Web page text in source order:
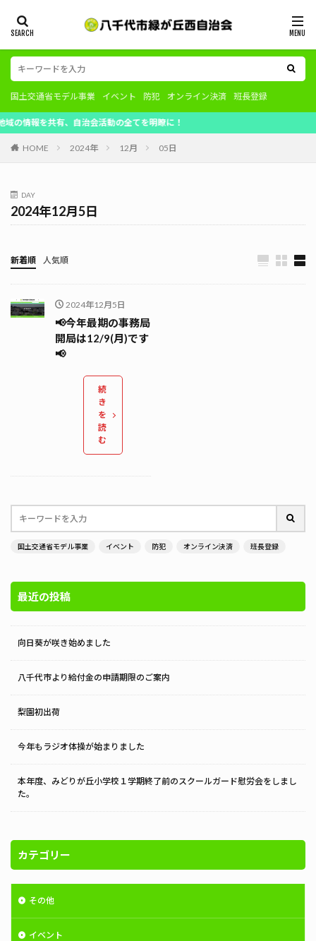
国土交通省モデル事業 イベント 防犯 オンライン決済 班長登録
を共有、自治会活動の全てを明瞭に！
HOME 2024年 12月 05日
DAY
2024年12月5日
新着順 人気順
2024年12月5日
📢今年最期の事務局
開局は12/9(月)です
📢
続
き
を
読
む
国土交通省モデル事業 イベント 防犯 オンライン決済 班長登録
最近の投稿
向日葵が咲き始めました
八千代市より給付金の申請期限のご案内
梨園初出荷
今年もラジオ体操が始まりました
本年度、みどりが丘小学校１学期終了前のスクールガード慰労会をしまし
た。
カテゴリー
その他
イベント